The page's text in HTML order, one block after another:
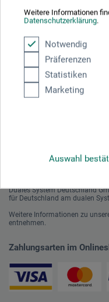
Weitere Informationen
Datenschutzerklärung.
Notwendig
Präferenzen
Statistiken
Marketing
Auswahl
Ausgezeichnet sicher
Nachhaltig einkaufen
Duales System Deutschland
für Deutschland am dualen
Weitere Informationen zu
entnehmen.
Zahlungsarten im